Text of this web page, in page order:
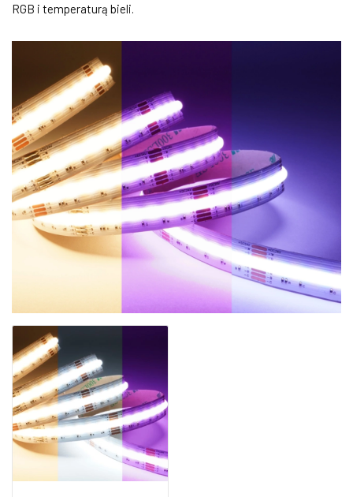
RGB i temperaturą bieli.